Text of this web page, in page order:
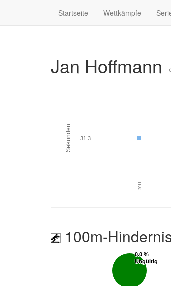
Startseite Wettkämpfe
Jan Hoffmann
Sekunden
2011
31.3
100m-
0.0 %
Ungültig
0.0 %
Ungültig